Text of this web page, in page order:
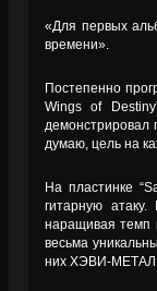
«Для первых
времени».
Постепенно
Wings of
демонстрировал
думаю, цель на
На пластинке
гитарную
наращивая темп
весьма
них ХЭВИ-МЕТАЛ,